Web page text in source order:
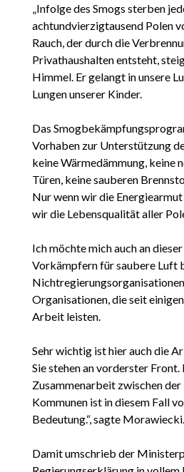
„Infolge des Smogs sterben
achtundvierzigtausend Polen
Rauch, der durch die
Privathaushalten entsteht,
Himmel. Er gelangt in unsere
Lungen unserer Kinder.
Das
Vorhaben zur Unterstützung
keine Wärmedämmung, keine
Türen, keine sauberen
Nur wenn wir die
wir die Lebensqualität aller
Ich möchte mich auch an
Vorkämpfern für saubere Luft
Organisationen, die seit
Arbeit leisten.
Sehr wichtig ist hier auch die
Sie stehen an vorderster Front.
Zusammenarbeit zwischen der
Kommunen ist in diesem Fall
Bedeutung.“, sagte Morawiecki.
Damit umschrieb der